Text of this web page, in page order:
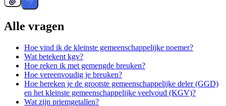
Alle vragen
Hoe vind ik de kleinste gemeenschappelijke noemer?
Wat betekent kgv?
Hoe reken ik met gemengde breuken?
Hoe vereenvoudig je breuken?
Hoe bereken je de grootste gemeenschappelijke deler (GGD)
en het kleinste gemeenschappelijke veelvoud (KGV)?
Wat zijn priemgetallen?